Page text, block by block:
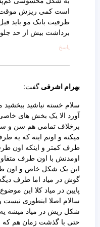
است کمی ریزش موقت
ظرفیت بانک مو باید
برداشت بیش از حد
پاسخ
بهرام اشرفی گفت:
آورد الا یک بخش های
برخلاف تمامی هم سن و
میکنه و اونم اینه که یه
طرف کمتر و اینکه اون
اومدنش با اون طرف
این یک شکل خاص و اون
گوش در میاد اما طرف
پایین در میاد کلا این
سالام اصلا اینطوری
شکل ریش در میاد میشه یه
حتی با گذشت زمان هم که